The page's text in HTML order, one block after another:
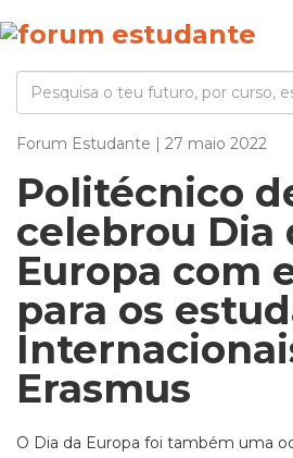
Forum Estudante | 27 maio 2022
Politécnico
celebrou Dia
Europa com
para os
Erasmus
O Dia da Europa foi também uma